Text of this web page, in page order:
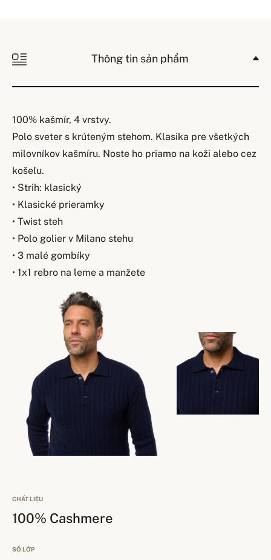
Thông tin sản phẩm
100% kašmír, 4 vrstvy.
Polo sveter s krúteným stehom. Klasika pre všetkých
milovníkov kašmíru. Noste ho priamo na koži alebo cez
košeľu.
• Strih: klasický
• Klasické prieramky
• Twist steh
• Polo golier v Milano stehu
• 3 malé gombíky
• 1x1 rebro na leme a manžete
CHẤT LIỆU
100% Cashmere
SỐ LỚP